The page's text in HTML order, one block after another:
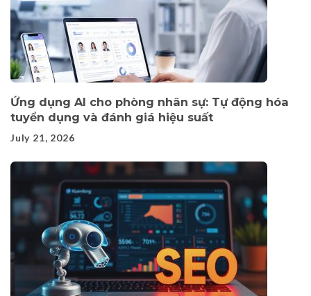
Ứng dụng AI cho phòng nhân sự: Tự động hóa
tuyển dụng và đánh giá hiệu suất
July 21, 2026